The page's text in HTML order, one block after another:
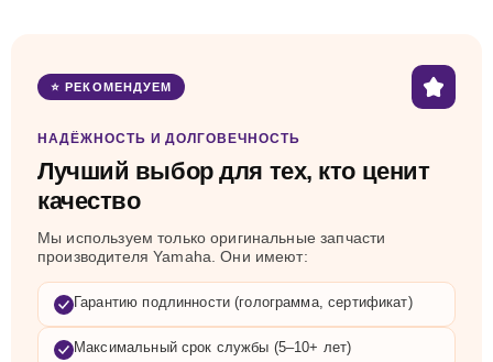
⭐ РЕКОМЕНДУЕМ
НАДЁЖНОСТЬ И ДОЛГОВЕЧНОСТЬ
Лучший выбор для тех, кто ценит
качество
Мы используем только оригинальные запчасти
производителя Yamaha. Они имеют:
Гарантию подлинности (голограмма, сертификат)
Максимальный срок службы (5–10+ лет)